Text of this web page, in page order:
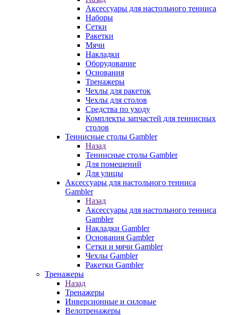
Аксессуары для настольного тенниса
Наборы
Сетки
Ракетки
Мячи
Накладки
Оборудование
Основания
Тренажеры
Чехлы для ракеток
Чехлы для столов
Средства по уходу
Комплекты запчастей для теннисных
столов
Теннисные столы Gambler
Назад
Теннисные столы Gambler
Для помещений
Для улицы
Аксессуары для настольного тенниса
Gambler
Назад
Аксессуары для настольного тенниса
Gambler
Накладки Gambler
Основания Gambler
Сетки и мячи Gambler
Чехлы Gambler
Ракетки Gambler
Тренажеры
Назад
Тренажеры
Инверсионные и силовые
Велотренажеры